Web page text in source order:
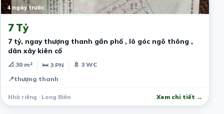
4 ngày trước
7 Tỷ
7 tỷ, ngay thượng thanh gần phố , lô góc ngõ thông ,
dân xây kiên cố
📐 30 m² 🛏 3 PN
🚿 3 WC
📍thượng thanh
Nhà riêng · Long Biên Xem chi tiết →